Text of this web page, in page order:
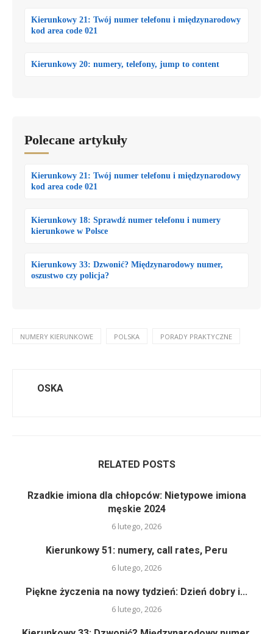
Kierunkowy 21: Twój numer telefonu i międzynarodowy
kod area code 021
Kierunkowy 20: numery, telefony, jump to content
Polecane artykuły
Kierunkowy 21: Twój numer telefonu i międzynarodowy
kod area code 021
Kierunkowy 18: Sprawdź numer telefonu i numery
kierunkowe w Polsce
Kierunkowy 33: Dzwonić? Międzynarodowy numer,
oszustwo czy policja?
NUMERY KIERUNKOWE POLSKA PORADY PRAKTYCZNE
OSKA
RELATED POSTS
Rzadkie imiona dla chłopców: Nietypowe imiona
męskie 2024
6 lutego, 2026
Kierunkowy 51: numery, call rates, Peru
6 lutego, 2026
Piękne życzenia na nowy tydzień: Dzień dobry i...
6 lutego, 2026